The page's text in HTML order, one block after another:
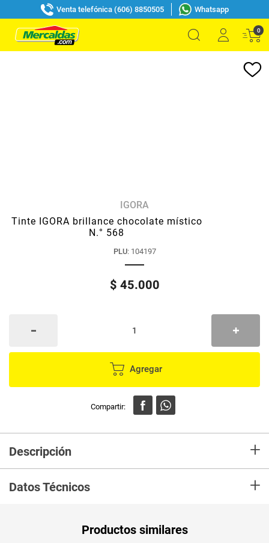
Venta telefónica (606) 8850505 Whatsapp
0
IGORA
Tinte IGORA brillance chocolate místico
N.° 568
PLU: 104197
$ 45.000
Agregar
Descripción +
coloración capilar, calidad alemana *color irresistible de maxima duración.
Datos Técnicos +
Productos similares